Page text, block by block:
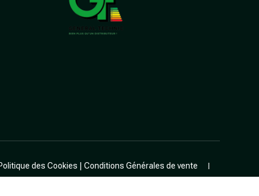
Politique des Cookies Conditions Générales de vente